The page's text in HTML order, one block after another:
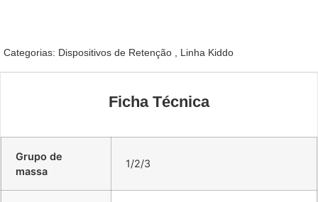
Categorias: Dispositivos de Retenção Linha Kiddo
Ficha Técnica
Grupo de
massa
1/2/3